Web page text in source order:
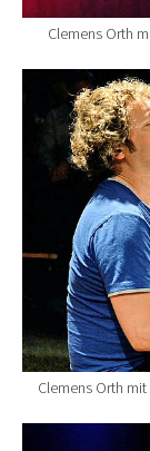
Clemens Orth
Show larger
Clemens Orth
Show larger